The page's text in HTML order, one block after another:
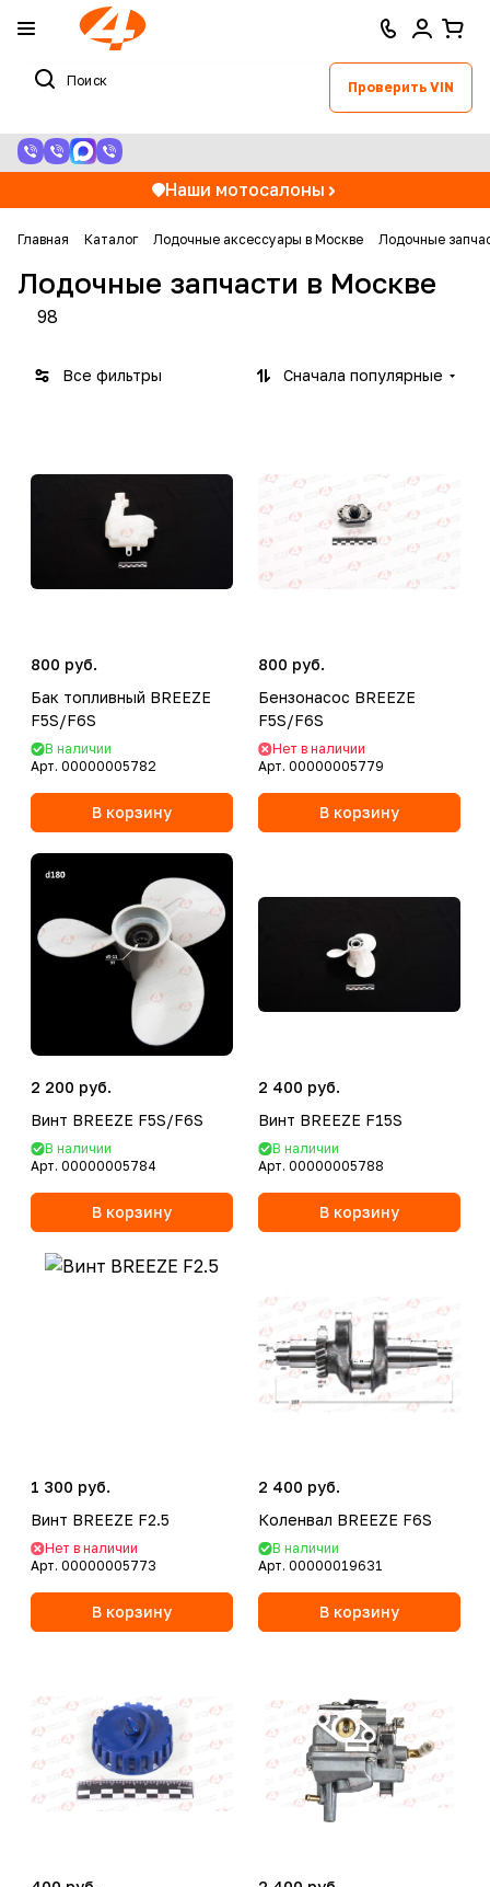
Проверить VIN
Наши мотосалоны
Главная Каталог Лодочные аксессуары в Москве Лодочные
Лодочные запчасти в Москве
98
Все фильтры Сначала популярные
800 руб.
Бак топливный BREEZE
F5S/F6S
В наличии
Арт. 00000005782
В корзину
800 руб.
Бензонасос BREEZE
F5S/F6S
Нет в наличии
Арт. 00000005779
В корзину
2 200 руб.
Винт BREEZE F5S/F6S
В наличии
Арт. 00000005784
В корзину
2 400 руб.
Винт BREEZE F15S
В наличии
Арт. 00000005788
В корзину
1 300 руб.
Винт BREEZE F2.5
Нет в наличии
Арт. 00000005773
В корзину
2 400 руб.
Коленвал BREEZE F6S
В наличии
Арт. 00000019631
В корзину